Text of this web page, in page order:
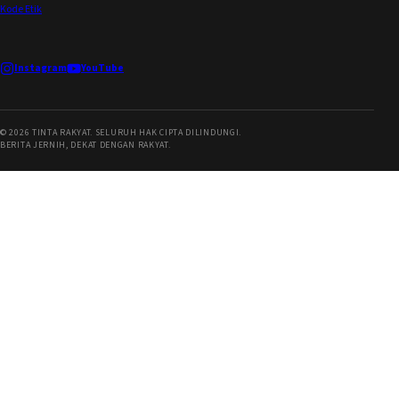
Kode Etik
Instagram YouTube
©2026 TINTA RAKYAT. SELURUH HAK CIPTA DILINDUNGI.
BERITA JERNIH, DEKAT DENGAN RAKYAT.